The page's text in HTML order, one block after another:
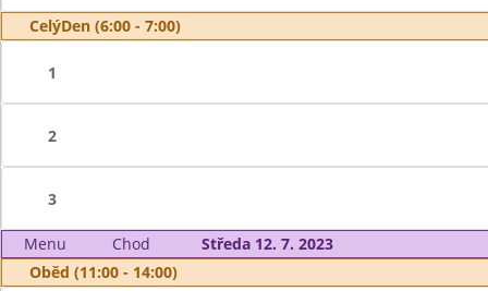
CelýDen (6:00 - 7:00)
1
2
3
Menu Chod
Středa 12. 7. 2023
Oběd (11:00 - 14:00)